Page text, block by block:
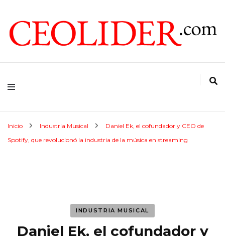
CEOLIDER.COM
Inicio Industria Musical
Daniel Ek, el cofundador y CEO de
Spotify, que revolucionó la industria de la música en streaming
INDUSTRIA MUSICAL
Daniel Ek, el cofundador y